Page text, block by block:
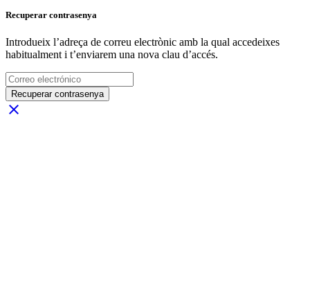
Recuperar contrasenya
Introdueix l’adreça de correu electrònic amb la qual accedeixes
habitualment i t’enviarem una nova clau d’accés.
Recuperar contrasenya
close